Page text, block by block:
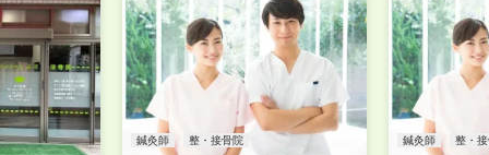
鍼灸師 整・接骨院 鍼灸師 整・